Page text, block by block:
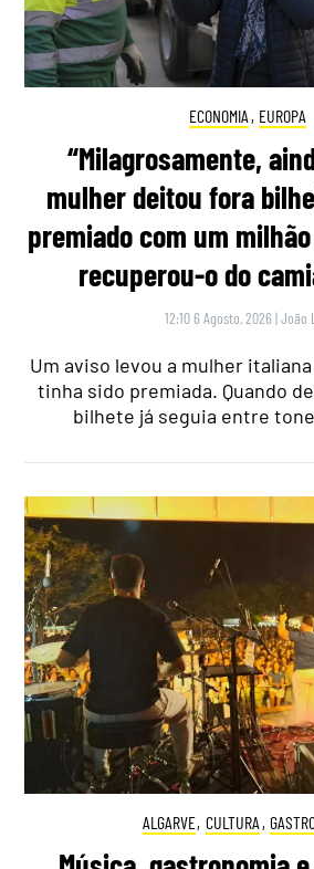
ECONOMIA , EUROPA
“Milagrosamente,
mulher deitou fora
premiado com um
recuperou-o do
12:10 6 Agosto, 2026 |João
Um aviso levou a mulher
tinha sido premiada. Quando
bilhete já seguia entre
ALGARVE, CULTURA ,